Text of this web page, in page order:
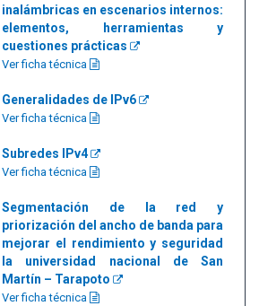
inalámbricas en escenarios internos:
elementos, herramientas y
cuestiones prácticas
Ver ficha técnica
Generalidades de IPv6
Ver ficha técnica
Subredes IPv4
Ver ficha técnica
Segmentación de la red y
priorización del ancho de banda para
mejorar el rendimiento y seguridad
la universidad nacional de San
Martín – Tarapoto
Ver ficha técnica